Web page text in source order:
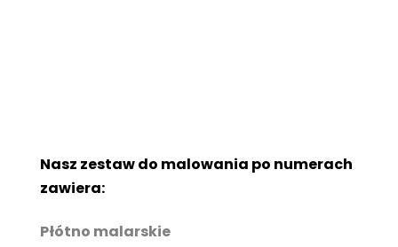
Nasz zestaw do malowania po numerach
zawiera:
Płótno malarskie